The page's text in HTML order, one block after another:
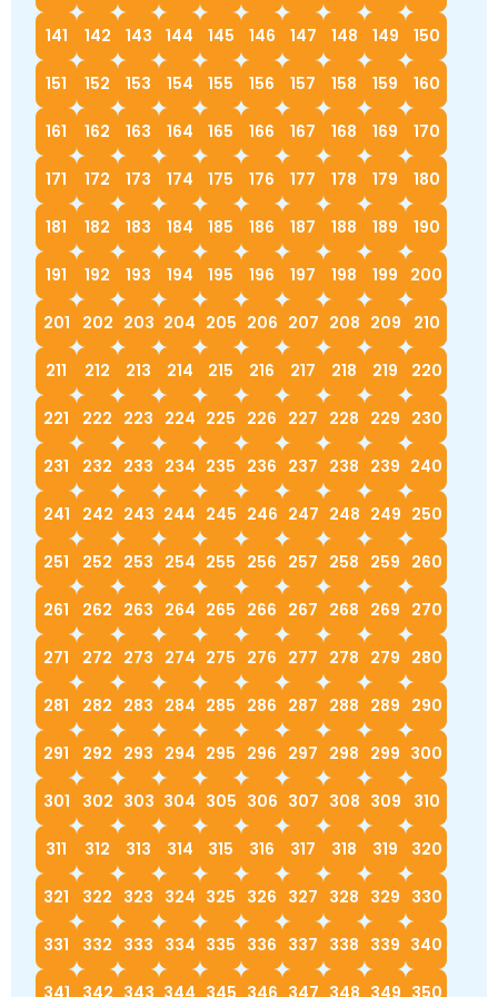
141 142 143 144 145 146 147 148 149 150
151 152 153 154 155 156 157 158 159 160
161 162 163 164 165 166 167 168 169 170
171 172 173 174 175 176 177 178 179 180
181 182 183 184 185 186 187 188 189 190
191 192 193 194 195 196 197 198 199 200
201 202 203 204 205 206 207 208 209 210
211 212 213 214 215 216 217 218 219 220
221 222 223 224 225 226 227 228 229 230
231 232 233 234 235 236 237 238 239 240
241 242 243 244 245 246 247 248 249 250
251 252 253 254 255 256 257 258 259 260
261 262 263 264 265 266 267 268 269 270
271 272 273 274 275 276 277 278 279 280
281 282 283 284 285 286 287 288 289 290
291 292 293 294 295 296 297 298 299 300
301 302 303 304 305 306 307 308 309 310
311 312 313 314 315 316 317 318 319 320
321 322 323 324 325 326 327 328 329 330
331 332 333 334 335 336 337 338 339 340